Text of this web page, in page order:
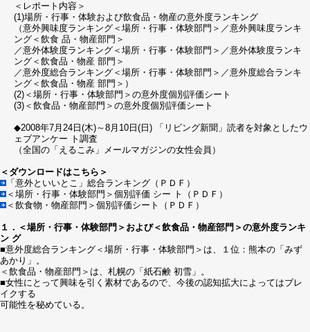
＜レポート内容＞
(1)場所・行事・体験および飲食品・物産の意外度ランキング
（意外興味度ランキング＜場所・行事・体験部門＞／意外興味度ランキ
ング＜飲食 品・物産部門＞
／意外体験度ランキング＜場所・行事・体験部門＞／意外体験度ランキ
ング＜飲食品・物産 部門＞
／意外度総合ランキング＜場所・行事・体験部門＞／意外度総合ランキ
ング＜飲食品・物産 部門＞）
(2)＜場所・行事・体験部門＞の意外度個別評価シート
(3)＜飲食品・物産部門＞の意外度個別評価シート
◆2008年7月24日(木)～8月10日(日) 「リビング新聞」読者を対象としたウ
ェブアンケー ト調査
（全国の「えるこみ」メールマガジンの女性会員）
＜ダウンロードはこちら＞
「意外といいとこ」総合ランキング（ＰＤＦ）
＜場所・行事・体験部門＞個別評価 シー ト（ＰＤＦ）
＜飲食物・物産部門＞個別評価シート（ＰＤＦ）
１．＜場所・行事・体験部門＞および＜飲食品・物産部門＞の意外度ランキ
ン グ
■意外度総合ランキング＜場所・行事・体験部門＞は、１位：熊本の「みず
あかり」。
＜飲食品・物産部門＞は、札幌の「紙石鹸 初雪」。
■女性にとって興味を引く素材であるので、今後の認知拡大によってはブレ
イクする
可能性を秘めている。